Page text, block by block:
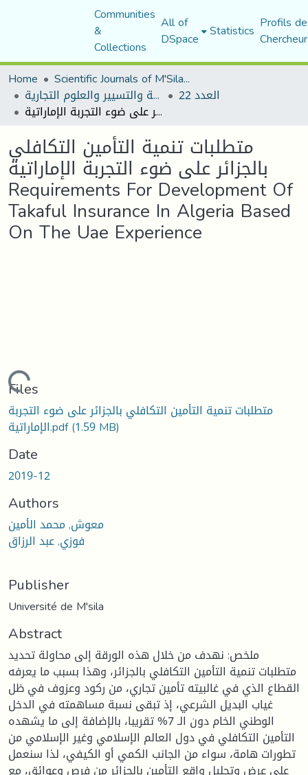
Communities
&
Collections
All of
DSpace Statistics Profils
Home
Scientific Journals of M'Sila University
مجلة العلوم الاقتصادية والتسيير والعلوم التجارية العدد 22
متطلبات تنمية التأمين التكافلي بالجزائر على ضوء التجربة الإماراتية Requirements For Development Of Takaful Insurance In Algeria Based On The Uae Experience
متطلبات تنمية التأمين التكافلي
بالجزائر على ضوء التجربة الإماراتية
Requirements For Development Of
Takaful Insurance In Algeria Based
On The Uae Experience
Loading...
Files
متطلبات تنمية التأمين التكافلي بالجزائر على ضوء التجربة
الإماراتية.pdf(1.59 MB)
Date
2019-12
Authors
معوش, محمد الأمين
فوزي, عبد الرزاق
Publisher
Université de M'sila
Abstract
ملخص: نهدف من خلال هذه الورقة إلى محاولة تحديد
متطلبات تنمية التأمين التكافلي بالجزائر، وهذا بسبب ما يعرفه
القطاع الذي في غالبيته تأمين تجاري، من ركود وعزوف في ظل
غياب البديل الشرعي، إذ تبقى نسبة مساهمته في الدخل
الوطني الخام دون الـ 7% تقريبا، بالإضافة إلى ما يشهده
التأمين التكافلي في دول العالم الإسلامي وغير الإسلامي من
تطورات هامة، سواء من الجانب الكمي أو الكيفي، لذا سنعمل
على عرض وتحليل واقع التأمين بالجزائر من فرص وعوائق، مع